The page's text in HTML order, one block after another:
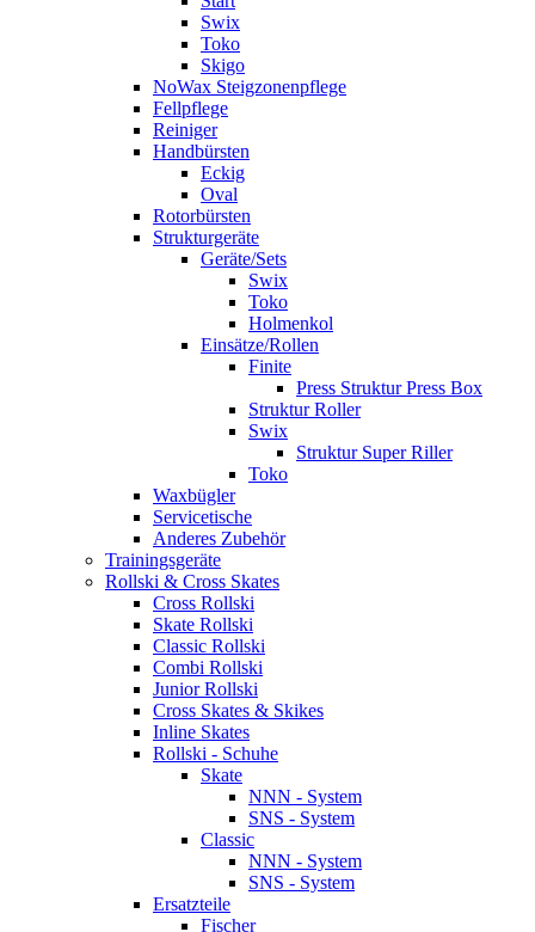
Swix
Toko
Skigo
NoWax Steigzonenpflege
Fellpflege
Reiniger
Handbürsten
Eckig
Oval
Rotorbürsten
Strukturgeräte
Geräte/Sets
Swix
Toko
Holmenkol
Einsätze/Rollen
Finite
Press Struktur Press Box
Struktur Roller
Swix
Struktur Super Riller
Toko
Waxbügler
Servicetische
Anderes Zubehör
Trainingsgeräte
Rollski & Cross Skates
Cross Rollski
Skate Rollski
Classic Rollski
Combi Rollski
Junior Rollski
Cross Skates & Skikes
Inline Skates
Rollski - Schuhe
Skate
NNN - System
SNS - System
Classic
NNN - System
SNS - System
Ersatzteile
Fischer